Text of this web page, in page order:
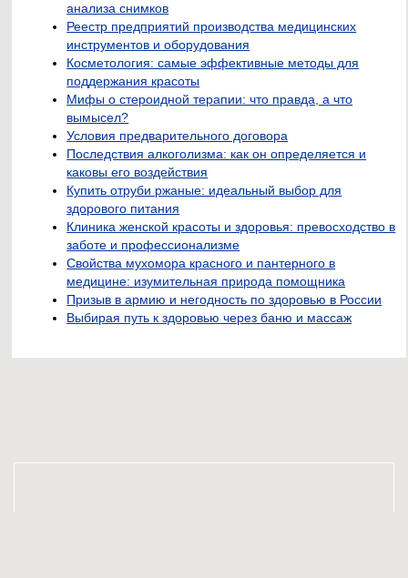
анализа снимков
Реестр предприятий производства медицинских
инструментов и оборудования
Косметология: самые эффективные методы для
поддержания красоты
Мифы о стероидной терапии: что правда, а что
вымысел?
Условия предварительного договора
Последствия алкоголизма: как он определяется и
каковы его воздействия
Купить отруби ржаные: идеальный выбор для
здорового питания
Клиника женской красоты и здоровья: превосходство в
заботе и профессионализме
Свойства мухомора красного и пантерного в
медицине: изумительная природа помощника
Призыв в армию и негодность по здоровью в России
Выбирая путь к здоровью через баню и массаж